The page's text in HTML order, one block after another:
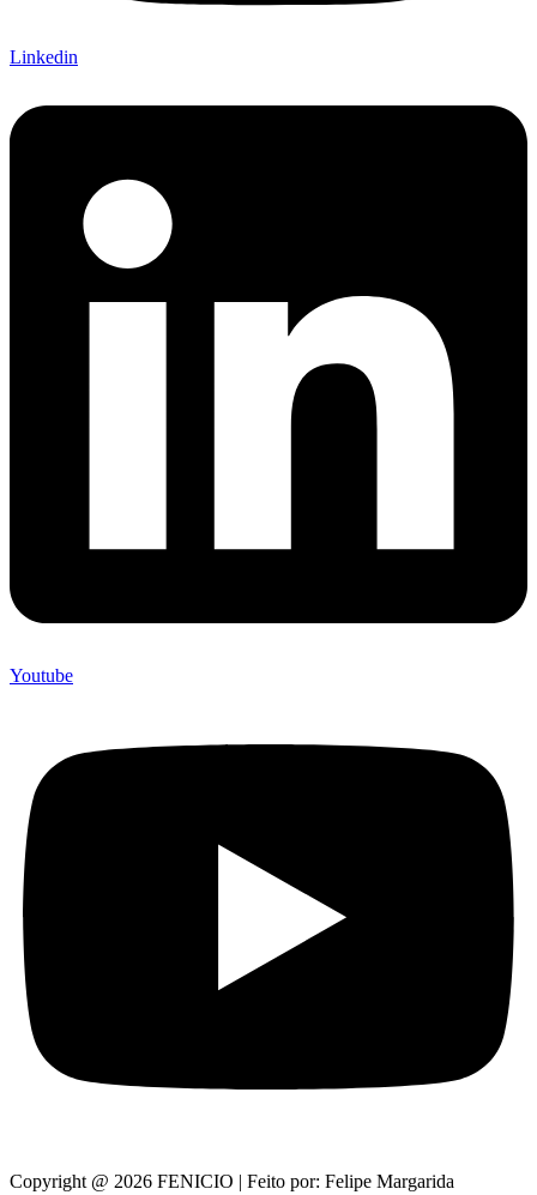
Linkedin
Youtube
Copyright @ 2026 FENICIO | Feito por: Felipe Margarida